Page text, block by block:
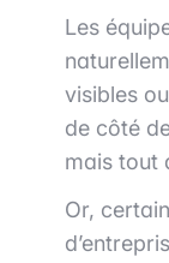
Les
visibles
de côté
mais tout
Or,